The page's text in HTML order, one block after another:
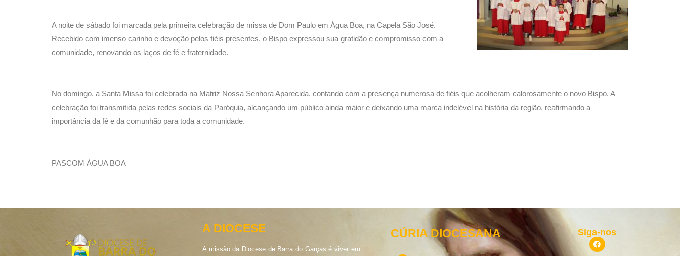
A noite de sábado foi marcada pela primeira celebração de missa de Dom Paulo em Água Boa, na Capela São José.
Recebido com imenso carinho e devoção pelos fiéis presentes, o Bispo expressou sua gratidão e compromisso com a
comunidade, renovando os laços de fé e fraternidade.
No domingo, a Santa Missa foi celebrada na Matriz Nossa Senhora Aparecida, contando com a presença numerosa de fiéis que acolheram calorosamente o novo Bispo. A
celebração foi transmitida pelas redes sociais da Paróquia, alcançando um público ainda maior e deixando uma marca indelével na história da região, reafirmando a
importância da fé e da comunhão para toda a comunidade.
PASCOM ÁGUA BOA
A DIOCESE
A missão da Diocese de Barra do Garças é viver em
CÚRIA DIOCESANA Siga-nos